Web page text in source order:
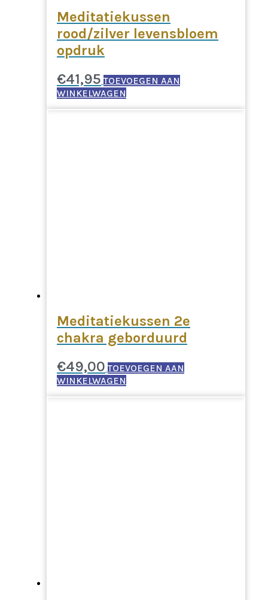
Meditatiekussen
rood/zilver levensbloem
opdruk
€41,95 TOEVOEGEN AAN
WINKELWAGEN
Meditatiekussen 2e
chakra geborduurd
€49,00 TOEVOEGEN AAN
WINKELWAGEN